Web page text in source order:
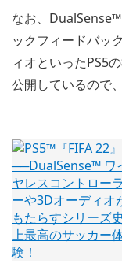
なお、
ックフィードバッ
ィオといったPS5
公開しているので